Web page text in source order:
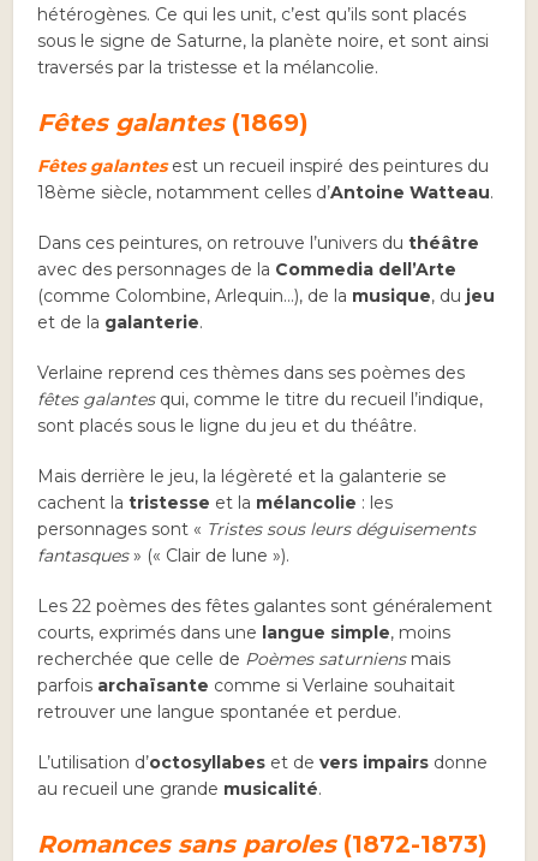
hétérogènes. Ce qui les unit, c’est qu’ils sont placés
sous le signe de Saturne, la planète noire, et sont ainsi
traversés par la tristesse et la mélancolie.
Fêtes galantes(1869)
Fêtes galantesest un recueil inspiré des peintures du
18ème siècle, notamment celles d’Antoine Watteau.
Dans ces peintures, on retrouve l’univers duthéâtre
avec des personnages de la Commedia dell’Arte
(comme Colombine, Arlequin…), de la musique, du jeu
et de la galanterie.
Verlaine reprend ces thèmes dans ses poèmes des
fêtes galantesqui, comme le titre du recueil l’indique,
sont placés sous le ligne du jeu et du théâtre.
Mais derrière le jeu, la légèreté et la galanterie se
cachent latristesse et la mélancolie : les
personnages sont « Tristes sous leurs déguisements
fantasques» (« Clair de lune »).
Les 22 poèmes des fêtes galantes sont généralement
courts, exprimés dans une langue simple, moins
recherchée que celle de Poèmes saturniensmais
parfois archaïsante comme si Verlaine souhaitait
retrouver une langue spontanée et perdue.
L’utilisation d’octosyllabes et devers impairs donne
au recueil une grande musicalité.
Romances sans paroles(1872-1873)